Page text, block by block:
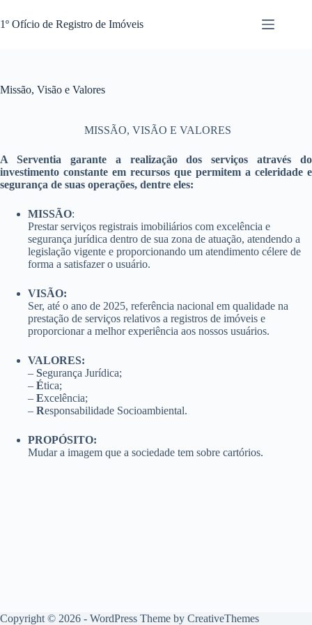
para
o
1º Ofício de Registro de Imóveis
Missão, Visão e Valores
MISSÃO, VISÃO E VALORES
A Serventia garante a realização dos serviços através do
investimento constante em recursos que permitem a celeridade e
segurança de suas operações, dentre eles:
MISSÃO:
Prestar serviços registrais imobiliários com excelência e
segurança jurídica dentro de sua zona de atuação, atendendo a
legislação vigente e proporcionando um atendimento célere de
forma a satisfazer o usuário.
VISÃO:
Ser, até o ano de 2025, referência nacional em qualidade na
prestação de serviços relativos a registros de imóveis e
proporcionar a melhor experiência aos nossos usuários.
VALORES:
– Segurança Jurídica;
– Ética;
– Excelência;
– Responsabilidade Socioambiental.
PROPÓSITO:
Mudar a imagem que a sociedade tem sobre cartórios.
Copyright © 2026 - WordPress Theme by CreativeThemes